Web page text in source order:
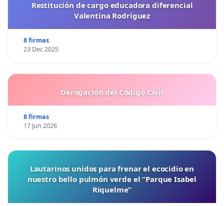
Restitución de cargo educadora diferencial
Valentina Rodríguez
8 firmas
23 Dec 2025
Derogación del Código Civil
8 firmas
17 Jun 2026
Lautarinos unidos para frenar el ecocidio en
nuestro bello pulmón verde el “Parque Isabel
Riquelme”